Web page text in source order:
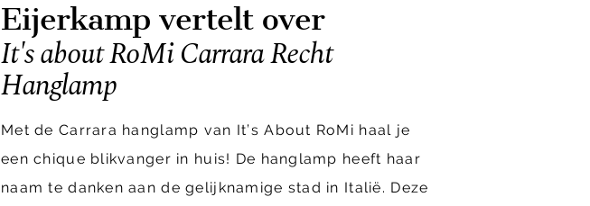
Eijerkamp vertelt over
It's about RoMi Carrara Recht
Hanglamp
Met de Carrara hanglamp van It’s About RoMi haal je
een chique blikvanger in huis! De hanglamp heeft haar
naam te danken aan de gelijknamige stad in Italië. Deze